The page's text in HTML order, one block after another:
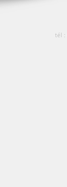
tél :